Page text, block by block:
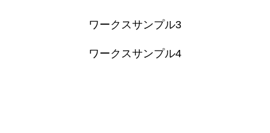
ワークスサンプル3
ワークスサンプル4